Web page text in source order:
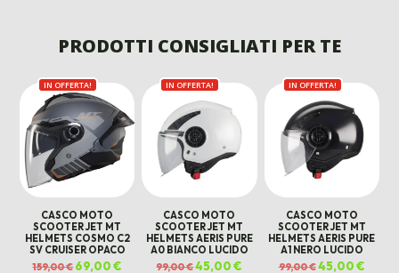
ERA:
150,00 €.
PRODOTTI CONSIGLIATI PER TE
IN OFFERTA!
CASCO MOTO
SCOOTER JET MT
HELMETS COSMO C2
SV CRUISER OPACO
159,00€Il
69,00€
IN OFFERTA!
CASCO MOTO
SCOOTER JET MT
HELMETS AERIS PURE
A0 BIANCO LUCIDO
99,00€Il
45,00€
IN OFFERTA!
CASCO MOTO
SCOOTER JET MT
HELMETS AERIS PURE
A1 NERO LUCIDO
99,00€Il
45,00€Il